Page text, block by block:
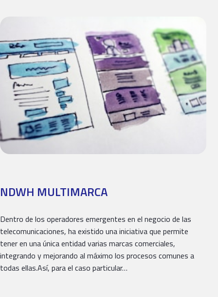
NDWH MULTIMARCA
Dentro de los operadores emergentes en el negocio de las
telecomunicaciones, ha existido una iniciativa que permite
tener en una única entidad varias marcas comerciales,
integrando y mejorando al máximo los procesos comunes a
todas ellas.Así, para el caso particular…